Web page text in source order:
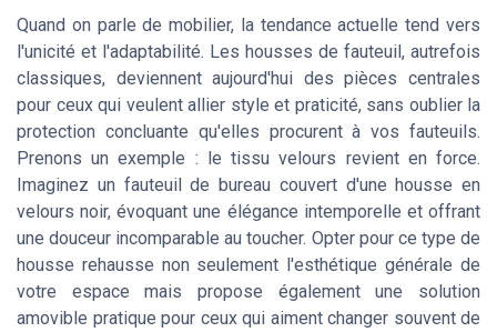
Quand on parle de mobilier, la tendance actuelle tend vers
l'unicité et l'adaptabilité. Les housses de fauteuil, autrefois
classiques, deviennent aujourd'hui des pièces centrales
pour ceux qui veulent allier style et praticité, sans oublier la
protection concluante qu'elles procurent à vos fauteuils.
Prenons un exemple : le tissu velours revient en force.
Imaginez un fauteuil de bureau couvert d'une housse en
velours noir, évoquant une élégance intemporelle et offrant
une douceur incomparable au toucher. Opter pour ce type de
housse rehausse non seulement l'esthétique générale de
votre espace mais propose également une solution
amovible pratique pour ceux qui aiment changer souvent de